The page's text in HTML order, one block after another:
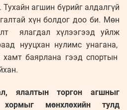
агшин бүрийг алдалгүй
хүн болдог доо би. Мөн
ялагдал хүлээгээд уйлж
нууцхан нулимс унагана,
баярлана гээд спортын
ялалтын торгон агшныг
хормыг мөнхлөхийн тулд